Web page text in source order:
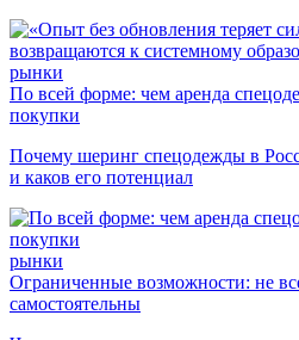
рынки
По всей форме: чем аренда
покупки
Почему шеринг спецодежды в
и каков его потенциал
рынки
Ограниченные возможности: не
самостоятельны